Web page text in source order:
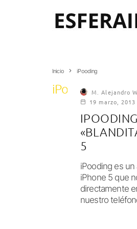
Inicio iPooding
iPoodingM. Alejandro
19 marzo, 2013
5
iPooding es un
iPhone 5 que
directamente
nuestro